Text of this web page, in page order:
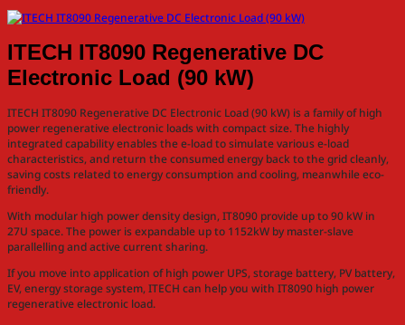
ITECH IT8090 Regenerative DC
Electronic Load (90 kW)
ITECH IT8090 Regenerative DC Electronic Load (90 kW) is a family of high
power regenerative electronic loads with compact size. The highly
integrated capability enables the e-load to simulate various e-load
characteristics, and return the consumed energy back to the grid cleanly,
saving costs related to energy consumption and cooling, meanwhile eco-
friendly.
With modular high power density design, IT8090 provide up to 90 kW in
27U space. The power is expandable up to 1152kW by master-slave
parallelling and active current sharing.
If you move into application of high power UPS, storage battery, PV battery,
EV, energy storage system, ITECH can help you with IT8090 high power
regenerative electronic load.